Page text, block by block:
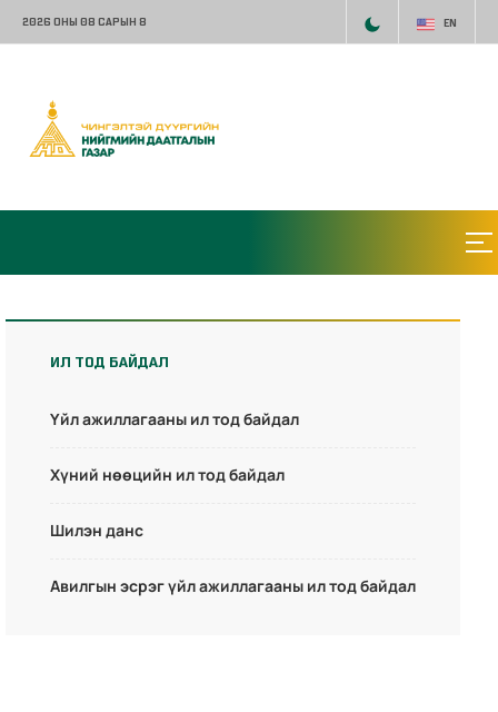
2026 ОНЫ 08 САРЫН 8 EN
ИЛ ТОД БАЙДАЛ
Үйл ажиллагааны ил тод байдал
Хүний нөөцийн ил тод байдал
Шилэн данс
Авилгын эсрэг үйл ажиллагааны ил тод байдал